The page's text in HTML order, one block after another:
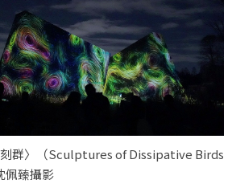
刻群〉（Sculptures of Dissipative Birds
佩臻攝影